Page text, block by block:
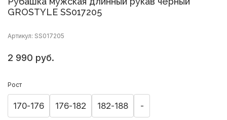
GROSTYLE SS017205
Артикул: SS017205
2 990 руб.
Рост
170-176 176-182 182-188 -